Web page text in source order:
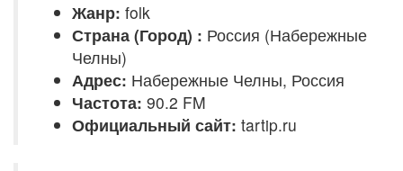
Жанр: folk
Страна (Город) : Россия (Набережные
Челны)
Адрес: Набережные Челны, Россия
Частота: 90.2 FM
Официальный сайт: tartip.ru